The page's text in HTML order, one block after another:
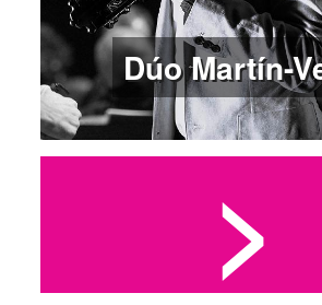
Dúo Martín-
>